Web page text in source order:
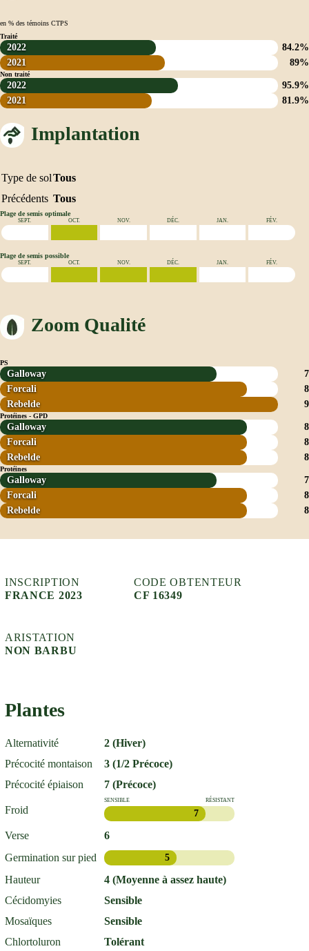
en % des témoins CTPS
Traité
2022
84.2%
2021
89%
Non traité
2022
95.9%
2021
81.9%
Implantation
Type de solTous
Précédents Tous
Plage de semis optimale
SEPT. OCT. NOV. DÉC. JAN. FÉV.
Plage de semis possible
SEPT. OCT. NOV. DÉC. JAN. FÉV.
Zoom Qualité
PS
Galloway
7
Forcali
8
Rebelde
9
Protéines - GPD
Galloway
8
Forcali
8
Rebelde
8
Protéines
Galloway
7
Forcali
8
Rebelde
8
INSCRIPTION
FRANCE 2023
CODE OBTENTEUR
CF 16349
ARISTATION
NON BARBU
Plantes
Alternativité
2 (Hiver)
Précocité montaison
3 (1/2 Précoce)
Précocité épiaison
7 (Précoce)
Froid
SENSIBLE RÉSISTANT
7
Verse
6
Germination sur pied
5
Hauteur
4 (Moyenne à assez haute)
Cécidomyies
Sensible
Mosaïques
Sensible
Chlortoluron
Tolérant